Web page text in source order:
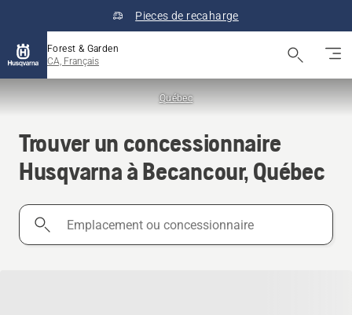
Pieces de recaharge
Forest & Garden
CA, Français
Québec
Trouver un concessionnaire
Husqvarna à Becancour, Québec
Emplacement